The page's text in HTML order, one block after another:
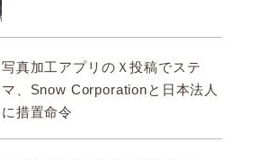
写真加工アプリのＸ投稿でステ
マ、Snow Corporationと日本法人
に措置命令